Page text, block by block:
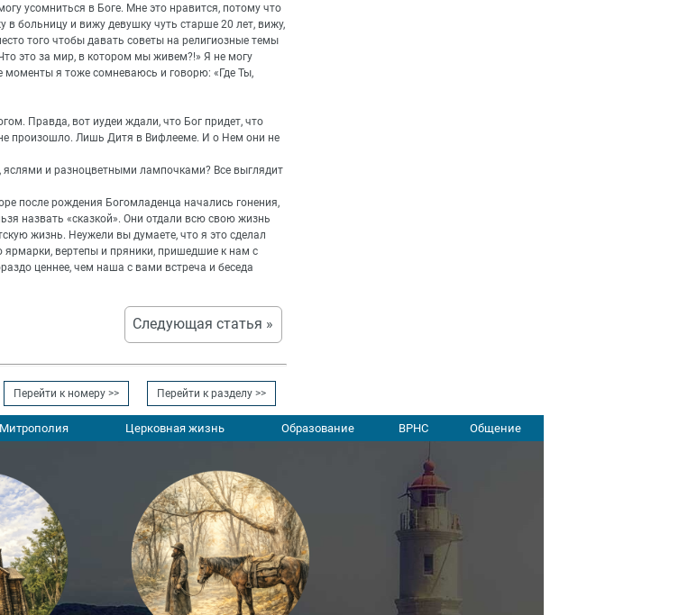
усомниться в Боге. Мне это нравится, потому что
больницу и вижу девушку чуть старше 20 лет, вижу,
того чтобы давать советы на религиозные темы
это за мир, в котором мы живем?!» Я не могу
моменты я тоже сомневаюсь и говорю: «Где Ты,
Правда, вот иудеи ждали, что Бог придет, что
не произошло. Лишь Дитя в Вифлееме. И о Нем они не
яслями и разноцветными лампочками? Все выглядит
после рождения Богомладенца начались гонения,
назвать «сказкой». Они отдали всю свою жизнь
жизнь. Неужели вы думаете, что я это сделал
ярмарки, вертепы и пряники, пришедшие к нам с
ценнее, чем наша с вами встреча и беседа
Следующая статья »
Перейти к разделу >>
Перейти к номеру >>
Митрополия Церковная жизнь Образование ВРНС Общение